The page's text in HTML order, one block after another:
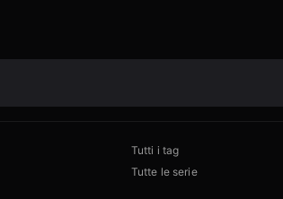
Tutti i tag
Tutte le serie